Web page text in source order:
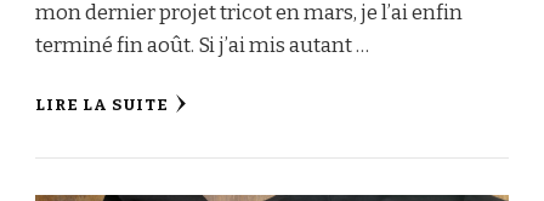
mon dernier projet tricot en mars, je l’ai enfin
terminé fin août. Si j’ai mis autant …
LIRE LA SUITE